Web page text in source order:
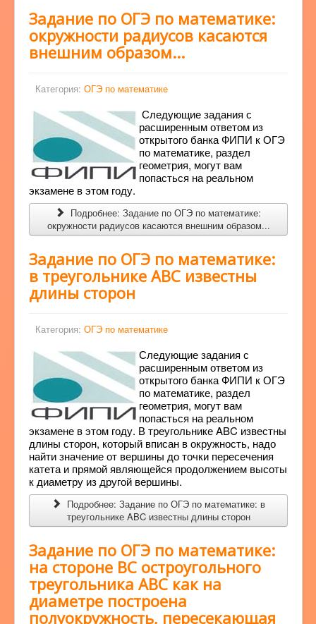
Задание по ОГЭ по математике:
окружности радиусов касаются
внешним образом...
Категория: ОГЭ по математике
Следующие задания с
расширенным ответом из
открытого банка ФИПИ к ОГЭ
по математике, раздел
геометрия, могут вам
попасться на реальном
экзамене в этом году.
Подробнее: Задание по ОГЭ по математике:
окружности радиусов касаются внешним образом...
Задание по ОГЭ по математике:
в треугольнике ABC известны
длины сторон
Категория: ОГЭ по математике
Следующие задания с
расширенным ответом из
открытого банка ФИПИ к ОГЭ
по математике, раздел
геометрия, могут вам
попасться на реальном
экзамене в этом году. В треугольнике ABC известны
длины сторон, который вписан в окружность, надо
найти значение от вершины до точки пересечения
катета и прямой являющейся продолжением высоты
к диаметру из другой вершины.
Подробнее: Задание по ОГЭ по математике: в
треугольнике ABC известны длины сторон
Задание по ОГЭ по математике:
на стороне BC остроугольного
треугольника ABC как на
диаметре построена
полуокружность, пересекающая